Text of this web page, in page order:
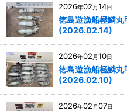
2026年02 月14日
徳島遊漁船極鱗
(2026.02.14)
2026年02 月10日
徳島遊漁船極鱗
(2026.02.10)
2026年02 月07日